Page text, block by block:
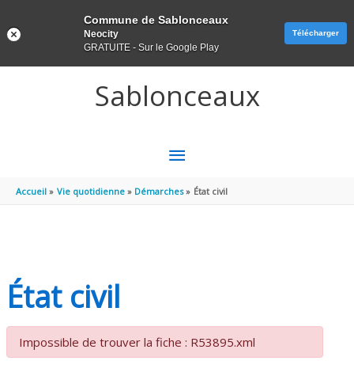
Sablonceaux
MENU
PRINCIPAL
Accueil Vie quotidienne Démarches État civil
État civil
Impossible de trouver la fiche : R53895.xml
Commune de Sablonceaux
Neocity
GRATUITE - Sur le Google Play
Télécharger